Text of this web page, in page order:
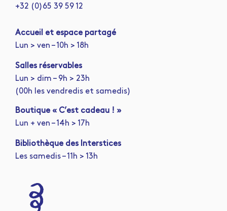
+32 (0)65 39 59 12
Accueil et espace partagé
Lun > ven – 10h > 18h
Salles réservables
Lun > dim – 9h > 23h
(00h les vendredis et samedis)
Boutique « C’est cadeau ! »
Lun + ven – 14h > 17h
Bibliothèque des Interstices
Les samedis – 11h > 13h